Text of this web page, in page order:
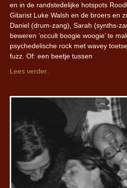
en in de randstedelijke hotspots
Gitarist Luke Walsh en de broers en
Daniel (drum-zang), Sarah (synths-
beweren ‘occult boogie woogie’ te
psychedelische rock met wavey
fuzz. Of: een beetje tussen
Lees verder..